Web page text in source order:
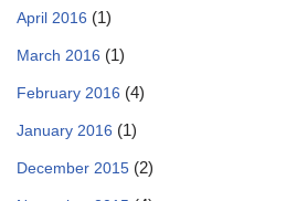
April 2016 (1)
March 2016 (1)
February 2016 (4)
January 2016 (1)
December 2015 (2)